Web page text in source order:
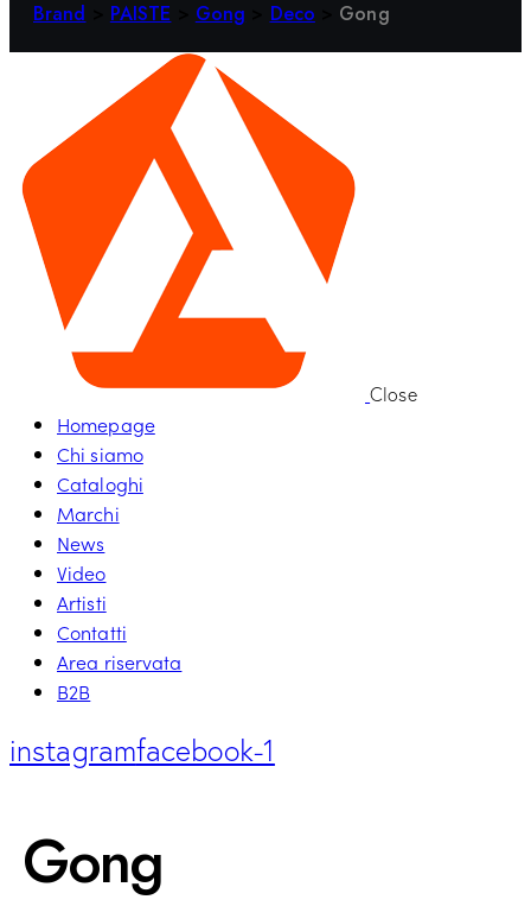
Brand PAISTE Gong Deco Gong
Close
Homepage
Chi siamo
Cataloghi
Marchi
News
Video
Artisti
Contatti
Area riservata
B2B
instagramfacebook-1
Gong